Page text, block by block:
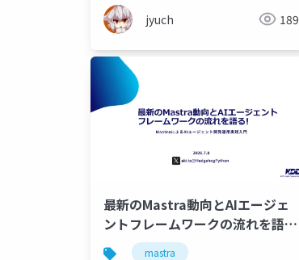
jyuch 189
最新のMastra動向とAIエージェ
ントフレームワークの流れを語
る!
mastra